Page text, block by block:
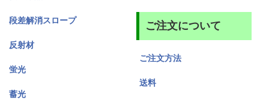
段差解消スロープ
反射材
蛍光
蓄光
ご注文について
ご注文方法
送料